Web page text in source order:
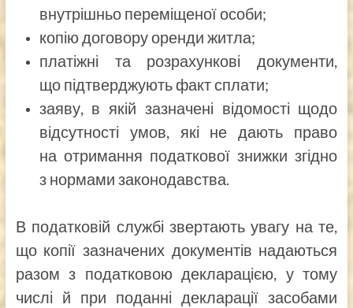
внутрішньо переміщеної особи;
копію договору оренди житла;
платіжні та розрахункові документи,
що підтверджують факт сплати;
заяву, в якій зазначені відомості щодо
відсутності умов, які не дають право
на отримання податкової знижки згідно
з нормами законодавства.
В податковій службі звертають увагу на те,
що копії зазначених документів надаються
разом з податковою декларацією, у тому
числі й при поданні декларації засобами